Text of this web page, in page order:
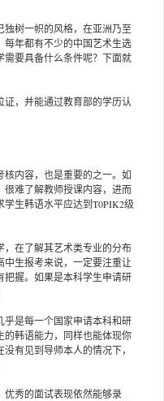
树一帜的风格，在亚洲乃至
年都有不少的中国艺术生选
要具备什么条件呢？下面就
，并能通过教育部的学历认
内容，也是重要的之一。如
难了解教师授课内容，进而
生韩语水平应达到T0PIK2级
在了解其艺术类专业的分布
生报考来说，一定要注重让
把握。如果是本科学生申请研
是每一个国家申请本科和研
的韩语能力，同样也能体现你
有见到导师本人的情况下，
优秀的面试表现依然能够录